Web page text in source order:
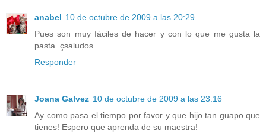
anabel 10 de octubre de 2009 a las 20:29
Pues son muy fáciles de hacer y con lo que me gusta la
pasta .çsaludos
Responder
Joana Galvez 10 de octubre de 2009 a las 23:16
Ay como pasa el tiempo por favor y que hijo tan guapo que
tienes! Espero que aprenda de su maestra!